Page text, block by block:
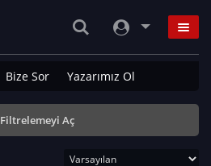
Bize Sor Yazarımız Ol
Filtrelemeyi Aç